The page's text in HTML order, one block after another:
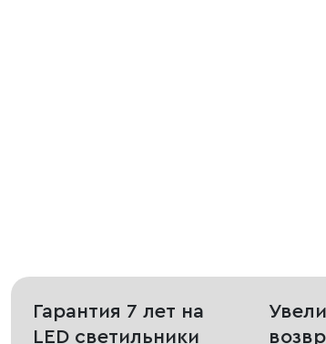
Гарантия 7 лет на
LED светильники